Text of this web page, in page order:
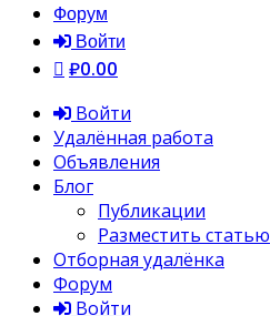
Форум
Войти
₽0.00
Войти
Удалённая работа
Объявления
Блог
Публикации
Разместить статью
Отборная удалёнка
Форум
Войти